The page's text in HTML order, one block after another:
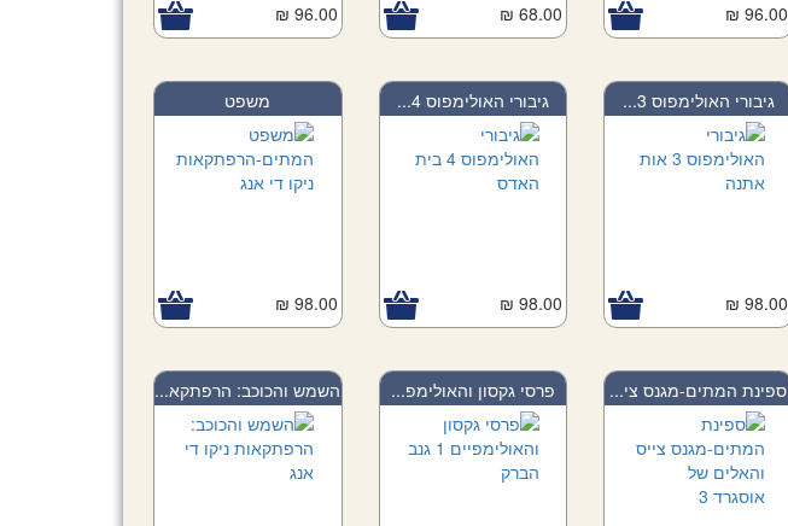
96.00 ₪
68.00 ₪
96.00 ₪
גיבורי האולימפוס 3...
98.00 ₪
גיבורי האולימפוס 4...
98.00 ₪
משפט
המתים-הרפתקאות...
98.00 ₪
ספינת המתים-מגנס צי... פרסי גקסון והאולימפ... השמש והכוכב: הרפתקא...